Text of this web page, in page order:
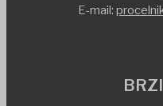
E-mail: